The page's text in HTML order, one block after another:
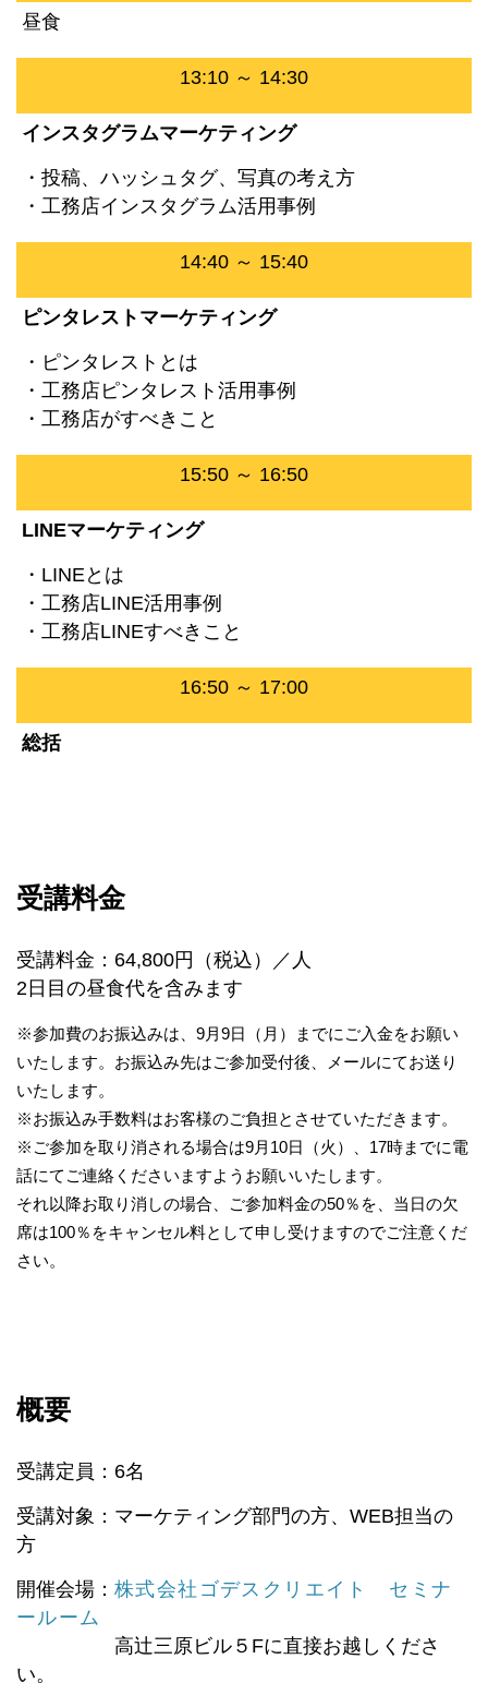
昼食
13:10 ～ 14:30
インスタグラムマーケティング
・投稿、ハッシュタグ、写真の考え方
・工務店インスタグラム活用事例
14:40 ～ 15:40
ピンタレストマーケティング
・ピンタレストとは
・工務店ピンタレスト活用事例
・工務店がすべきこと
15:50 ～ 16:50
LINEマーケティング
・LINEとは
・工務店LINE活用事例
・工務店LINEすべきこと
16:50 ～ 17:00
総括
受講料金
受講料金：64,800円（税込）／人
2日目の昼食代を含みます
※参加費のお振込みは、9月9日（月）までにご入金をお願い
いたします。お振込み先はご参加受付後、メールにてお送り
いたします。
※お振込み手数料はお客様のご負担とさせていただきます。
※ご参加を取り消される場合は9月10日（火 ）、17時までに電
話にてご連絡くださいますようお願いいたします。
それ以降お取り消しの場合、ご参加料金の50％を、当日の欠
席は100％をキャンセル料として申し受けますのでご注意くだ
さい。
概要
受講定員：6名
受講対象：マーケティング部門の方、WEB担当の
方
開催会場： 株式会社ゴデスクリエイト セミナ
ールーム
高辻三原ビル５Fに直接お越しくださ
い。